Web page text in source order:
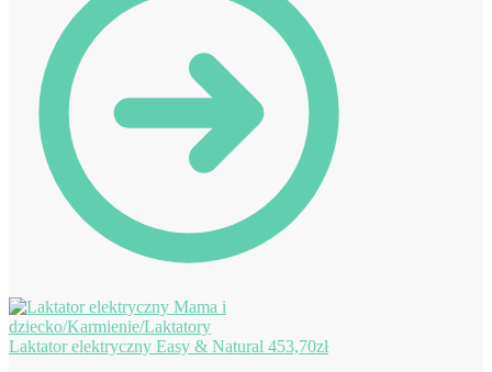
Laktator elektryczny Easy & Natural 453,70zł